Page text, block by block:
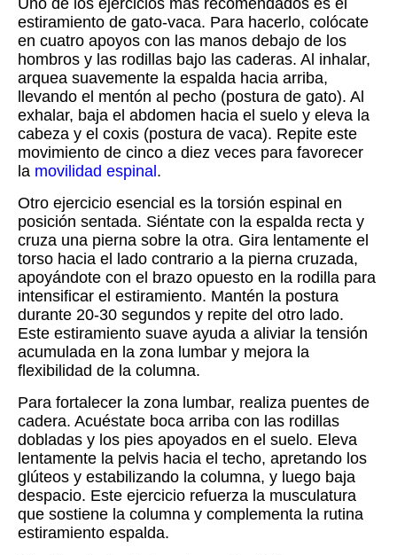
Uno de los ejercicios más recomendados es el
estiramiento de gato-vaca. Para hacerlo, colócate
en cuatro apoyos con las manos debajo de los
hombros y las rodillas bajo las caderas. Al inhalar,
arquea suavemente la espalda hacia arriba,
llevando el mentón al pecho (postura de gato). Al
exhalar, baja el abdomen hacia el suelo y eleva la
cabeza y el coxis (postura de vaca). Repite este
movimiento de cinco a diez veces para favorecer
la movilidad espinal .
Otro ejercicio esencial es la torsión espinal en
posición sentada. Siéntate con la espalda recta y
cruza una pierna sobre la otra. Gira lentamente el
torso hacia el lado contrario a la pierna cruzada,
apoyándote con el brazo opuesto en la rodilla para
intensificar el estiramiento. Mantén la postura
durante 20-30 segundos y repite del otro lado.
Este estiramiento suave ayuda a aliviar la tensión
acumulada en la zona lumbar y mejora la
flexibilidad de la columna.
Para fortalecer la zona lumbar, realiza puentes de
cadera. Acuéstate boca arriba con las rodillas
dobladas y los pies apoyados en el suelo. Eleva
lentamente la pelvis hacia el techo, apretando los
glúteos y estabilizando la columna, y luego baja
despacio. Este ejercicio refuerza la musculatura
que sostiene la columna y complementa la rutina
estiramiento espalda.